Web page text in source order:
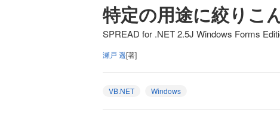
特定の用途に絞りこ
SPREAD for .NET 2.5J Windows Forms
瀬戸 遥[著]
VB.NET Windows